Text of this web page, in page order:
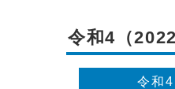
令和4（
令和